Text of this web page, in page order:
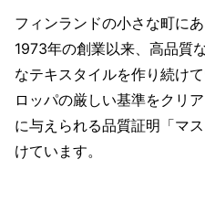
フィンランドの小さな町に
1973年の創業以来、高品質
なテキスタイルを作り続け
ロッパの厳しい基準をクリ
に与えられる品質証明「マ
けています。